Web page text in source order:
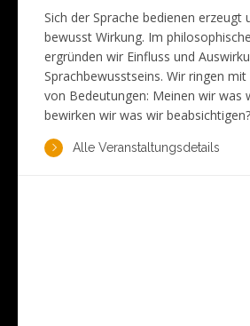
Sich der Sprache bedienen erzeugt
bewusst Wirkung. Im
ergründen wir Einfluss und
Sprachbewusstseins. Wir ringen
von Bedeutungen: Meinen wir was
bewirken wir was wir beabsichtigen?
Alle Veranstaltungsdetails